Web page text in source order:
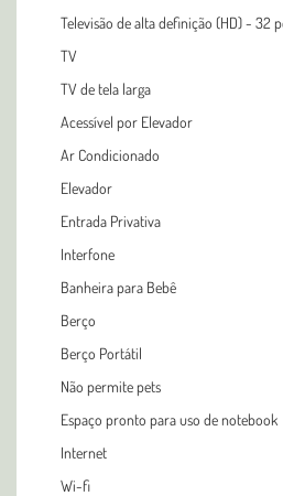
Televisão de alta definição (HD) - 32
TV
TV de tela larga
Acessível por Elevador
Ar Condicionado
Elevador
Entrada Privativa
Interfone
Banheira para Bebê
Berço
Berço Portátil
Não permite pets
Espaço pronto para uso de notebook
Internet
Wi-fi